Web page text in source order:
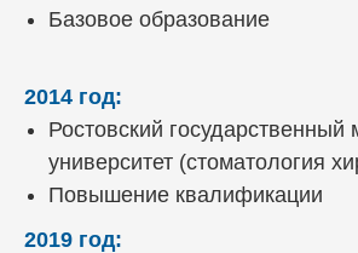
Базовое образование
2014 год:
Ростовский государственный
университет (стоматология
Повышение квалификации
2019 год: